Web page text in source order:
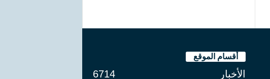
أقسام الموقع
الأخبار 6714